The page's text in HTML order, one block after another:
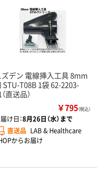
ズデン 電線挿入工具 8mm
STU-T08B 1袋 62-2203-
直送品）
￥795（税込）
け日：8月26日（水）まで
直送品 LAB & Healthcare
からお届け